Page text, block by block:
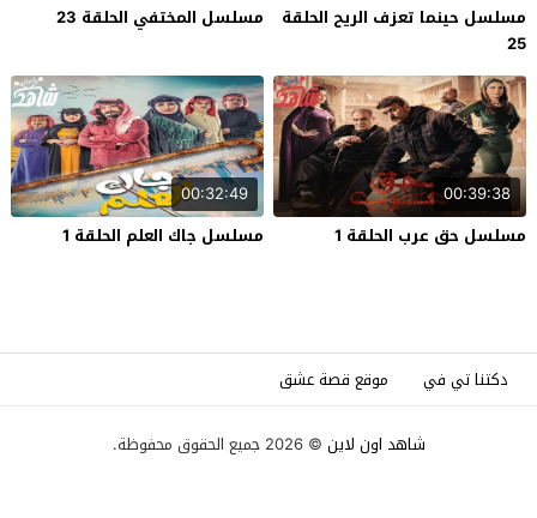
مسلسل حينما تعزف الريح الحلقة
25
مسلسل المختفي الحلقة 23
00:39:38
مسلسل حق عرب الحلقة 1
00:32:49
مسلسل جاك العلم الحلقة 1
دكتنا تي في موقع قصة عشق
شاهد اون لاين © 2026 جميع الحقوق محفوظة.